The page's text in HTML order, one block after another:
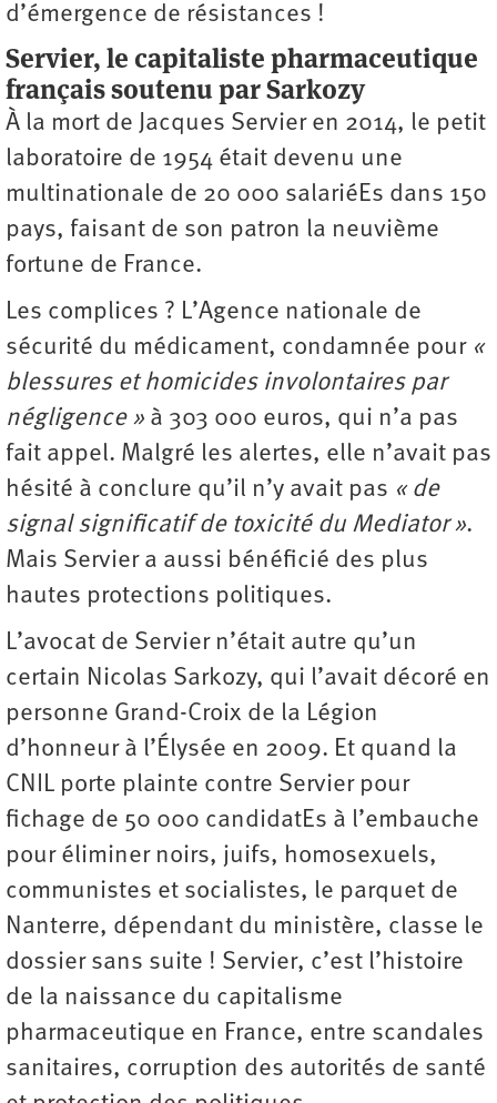
d’émergence de résistances !
Servier, le capitaliste pharmaceutique
français soutenu par Sarkozy
À la mort de Jacques Servier en 2014, le petit
laboratoire de 1954 était devenu une
multinationale de 20 000 salariéEs dans 150
pays, faisant de son patron la neuvième
fortune de France.
Les complices ? L’Agence nationale de
sécurité du médicament, condamnée pour «
blessures et homicides involontaires par
négligence » à 303 000 euros, qui n’a pas
fait appel. Malgré les alertes, elle n’avait pas
hésité à conclure qu’il n’y avait pas « de
signal significatif de toxicité du Mediator ».
Mais Servier a aussi bénéficié des plus
hautes protections politiques.
L’avocat de Servier n’était autre qu’un
certain Nicolas Sarkozy, qui l’avait décoré en
personne Grand-Croix de la Légion
d’honneur à l’Élysée en 2009. Et quand la
CNIL porte plainte contre Servier pour
fichage de 50 000 candidatEs à l’embauche
pour éliminer noirs, juifs, homosexuels,
communistes et socialistes, le parquet de
Nanterre, dépendant du ministère, classe le
dossier sans suite ! Servier, c’est l’histoire
de la naissance du capitalisme
pharmaceutique en France, entre scandales
sanitaires, corruption des autorités de santé